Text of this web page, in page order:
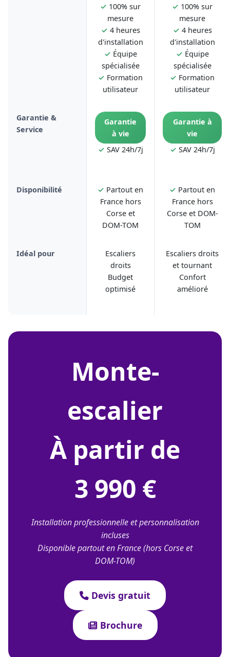
✓ 100% sur
mesure
✓ 4 heures
d'installation
✓ Équipe
spécialisée
✓ Formation
utilisateur
✓ 100% sur
mesure
✓ 4 heures
d'installation
✓ Équipe
spécialisée
✓ Formation
utilisateur
Garantie &
Service
Garantie
à vie
✓ SAV 24h/7j
Garantie à
vie
✓ SAV 24h/7j
Disponibilité ✓ Partout en
France hors
Corse et
DOM-TOM
✓ Partout en
France hors
Corse et DOM-
TOM
Idéal pour
Escaliers
droits
Budget
optimisé
Escaliers droits
et tournant
Confort
amélioré
monte-
escalier
À partir de
3 990 €
Installation professionnelle et personnalisation
incluses
Disponible partout en France (hors Corse et
DOM-TOM)
Devis gratuit
Brochure